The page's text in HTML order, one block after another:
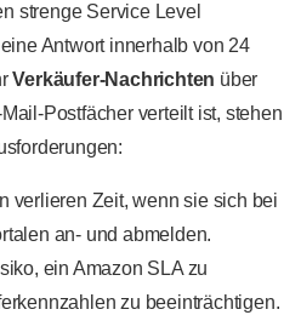
strenge Service Level
Antwort innerhalb von 24
Verkäufer-Nachrichten über
Postfächer verteilt ist, stehen
verlieren Zeit, wenn sie sich bei
an- und abmelden.
ein Amazon SLA zu
zu beeinträchtigen.